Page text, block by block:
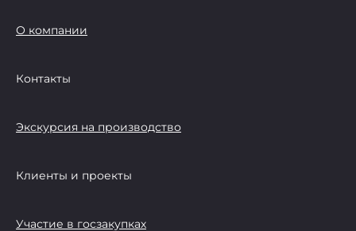
О компании
Контакты
Экскурсия на производство
Клиенты и проекты
Участие в госзакупках